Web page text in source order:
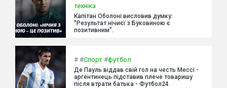
техніка
Капітан Оболоні висловив думку:
"Результат нічиєї з Буковиною є
позитивним".
# #Спорт #футбол
Де Пауль віддав свій гол на честь Мессі -
аргентинець підставив плече товаришу
після втрати батька - Футбол24